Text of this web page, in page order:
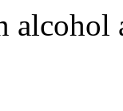
alcohol